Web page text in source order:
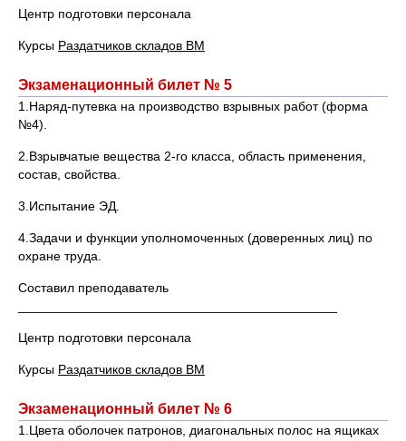
Центр подготовки персонала
Курсы Раздатчиков складов ВМ
Экзаменационный билет № 5
1.Наряд-путевка на производство взрывных работ (форма
№4).
2.Взрывчатые вещества 2-го класса, область применения,
состав, свойства.
3.Испытание ЭД.
4.Задачи и функции уполномоченных (доверенных лиц) по
охране труда.
Составил преподаватель
Центр подготовки персонала
Курсы Раздатчиков складов ВМ
Экзаменационный билет № 6
1.Цвета оболочек патронов, диагональных полос на ящиках